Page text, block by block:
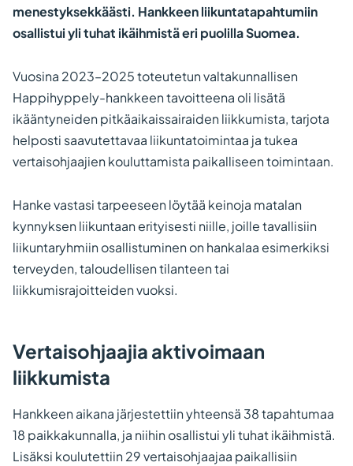
menestyksekkäästi. Hankkeen liikuntatapahtumiin
osallistui yli tuhat ikäihmistä eri puolilla Suomea.
Vuosina 2023–2025 toteutetun valtakunnallisen
Happihyppely-hankkeen tavoitteena oli lisätä
ikääntyneiden pitkäaikaissairaiden liikkumista, tarjota
helposti saavutettavaa liikuntatoimintaa ja tukea
vertaisohjaajien kouluttamista paikalliseen toimintaan.
Hanke vastasi tarpeeseen löytää keinoja matalan
kynnyksen liikuntaan erityisesti niille, joille tavallisiin
liikuntaryhmiin osallistuminen on hankalaa esimerkiksi
terveyden, taloudellisen tilanteen tai
liikkumisrajoitteiden vuoksi.
Vertaisohjaajia aktivoimaan
liikkumista
Hankkeen aikana järjestettiin yhteensä 38 tapahtumaa
18 paikkakunnalla, ja niihin osallistui yli tuhat ikäihmistä.
Lisäksi koulutettiin 29 vertaisohjaajaa paikallisiin